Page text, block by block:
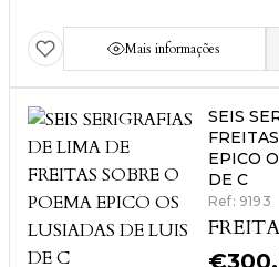
Mais informações
SEIS
EPICO
DE C
Ref: 9193
€